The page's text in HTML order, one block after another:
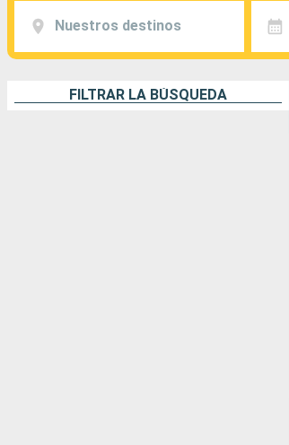
Nuestros destinos
FILTRAR LA BÚSQUEDA